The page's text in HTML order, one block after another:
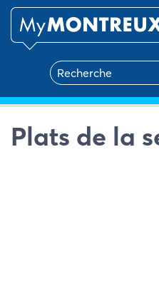
Plats de la